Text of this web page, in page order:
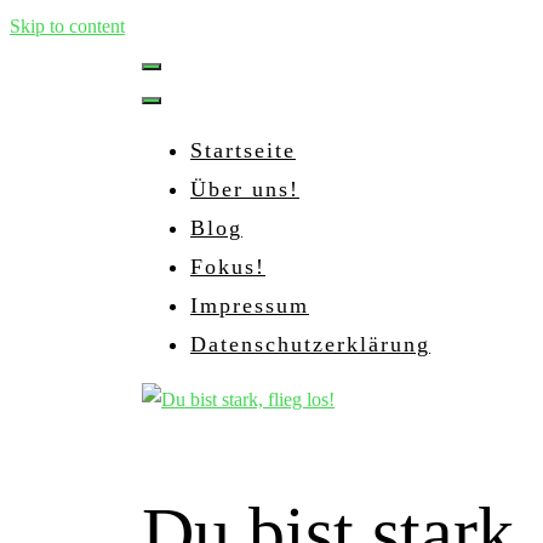
Skip to content
Startseite
Über uns!
Blog
Fokus!
Impressum
Datenschutzerklärung